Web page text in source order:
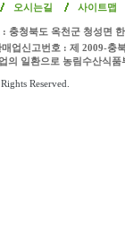
오시는길 사이트맵
: 충청북도 옥천군 청성면
매업신고번호 : 제 2009-충
의 일환으로 농림수산식
Reserved.